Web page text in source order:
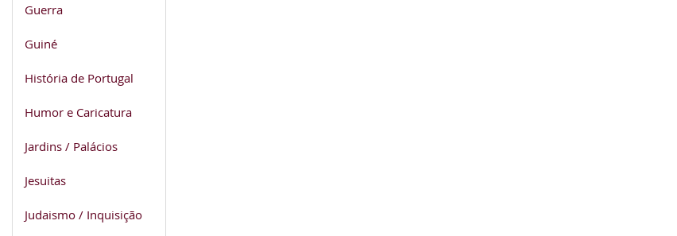
Guerra
Guiné
História de Portugal
Humor e Caricatura
Jardins / Palácios
Jesuitas
Judaismo / Inquisição